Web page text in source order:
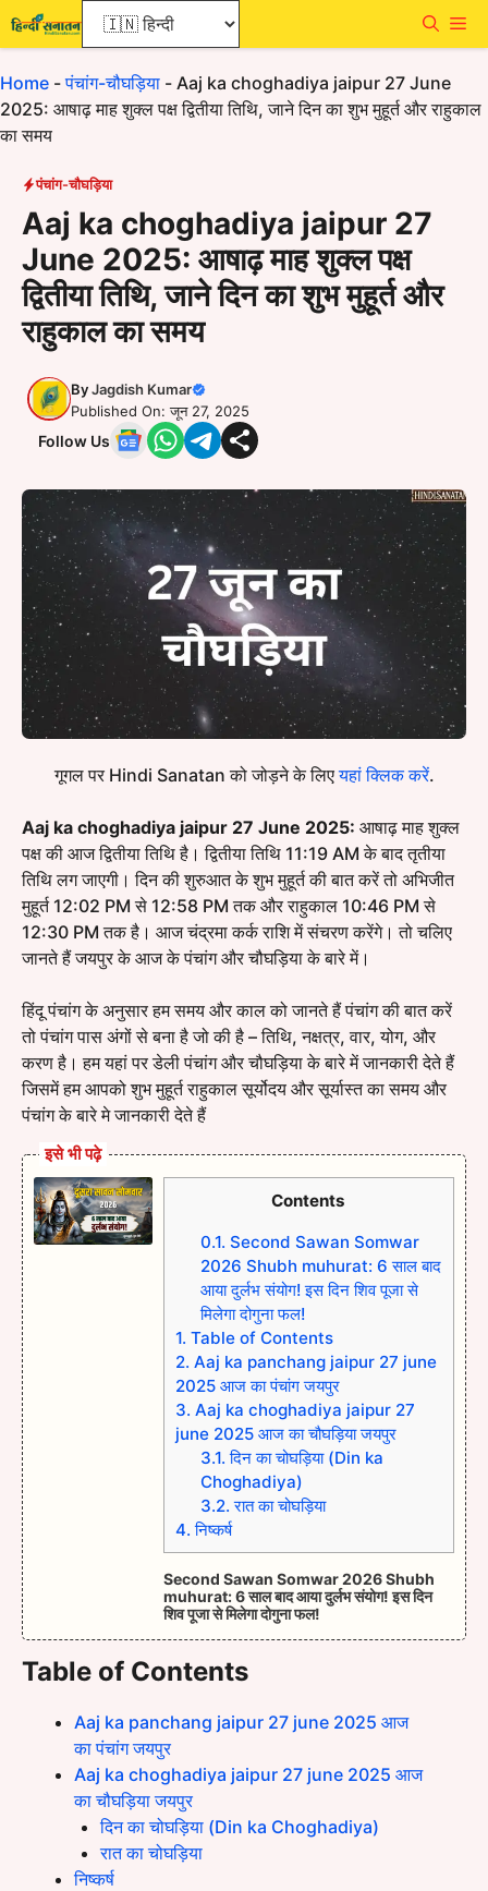
Skip
to
Home -पंचांग-चौघड़िया - Aaj ka choghadiya jaipur 27 June
2025: आषाढ़ माह शुक्ल पक्ष द्वितीया तिथि, जाने दिन का शुभ मुहूर्त और राहुकाल
का समय
पंचांग-चौघड़िया
Aaj ka choghadiya jaipur 27
June 2025: आषाढ़ माह शुक्ल पक्ष
द्वितीया तिथि, जाने दिन का शुभ मुहूर्त और
राहुकाल का समय
ByJagdish Kumar
Published On: जून 27, 2025
Follow Us
गूगल पर Hindi Sanatan को जोड़ने के लिएयहां क्लिक करें.
Aaj ka choghadiya jaipur 27 June 2025: आषाढ़ माह शुक्ल
पक्ष की आज द्वितीया तिथि है। द्वितीया तिथि 11:19 AM के बाद तृतीया
तिथि लग जाएगी। दिन की शुरुआत के शुभ मुहूर्त की बात करें तो अभिजीत
मुहूर्त 12:02 PM से 12:58 PM तक और राहुकाल 10:46 PM से
12:30 PM तक है। आज चंद्रमा कर्क राशि में संचरण करेंगे। तो चलिए
जानते हैं जयपुर के आज के पंचांग और चौघड़िया के बारे में।
हिंदू पंचांग के अनुसार हम समय और काल को जानते हैं पंचांग की बात करें
तो पंचांग पास अंगों से बना है जो की है – तिथि, नक्षत्र, वार, योग, और
करण है। हम यहां पर डेली पंचांग और चौघड़िया के बारे में जानकारी देते हैं
जिसमें हम आपको शुभ मुहूर्त राहुकाल सूर्योदय और सूर्यास्त का समय और
पंचांग के बारे मे जानकारी देते हैं
इसे भी पढ़े
Contents
0.1. Second Sawan Somwar
2026 Shubh muhurat: 6 साल बाद
आया दुर्लभ संयोग! इस दिन शिव पूजा से
मिलेगा दोगुना फल!
1. Table of Contents
2. Aaj ka panchang jaipur 27 june
2025 आज का पंचांग जयपुर
3. Aaj ka choghadiya jaipur 27
june 2025 आज का चौघड़िया जयपुर
3.1. दिन का चोघड़िया (Din ka
Choghadiya)
3.2. रात का चोघड़िया
4. निष्कर्ष
Second Sawan Somwar 2026 Shubh
muhurat: 6 साल बाद आया दुर्लभ संयोग! इस दिन
शिव पूजा से मिलेगा दोगुना फल!
Table of Contents
Aaj ka panchang jaipur 27 june 2025 आज
का पंचांग जयपुर
Aaj ka choghadiya jaipur 27 june 2025 आज
का चौघड़िया जयपुर
दिन का चोघड़िया (Din ka Choghadiya)
रात का चोघड़िया
निष्कर्ष